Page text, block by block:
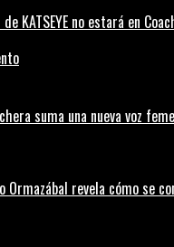
de KATSEYE no estará en
suma una nueva voz
Ormazábal revela cómo se